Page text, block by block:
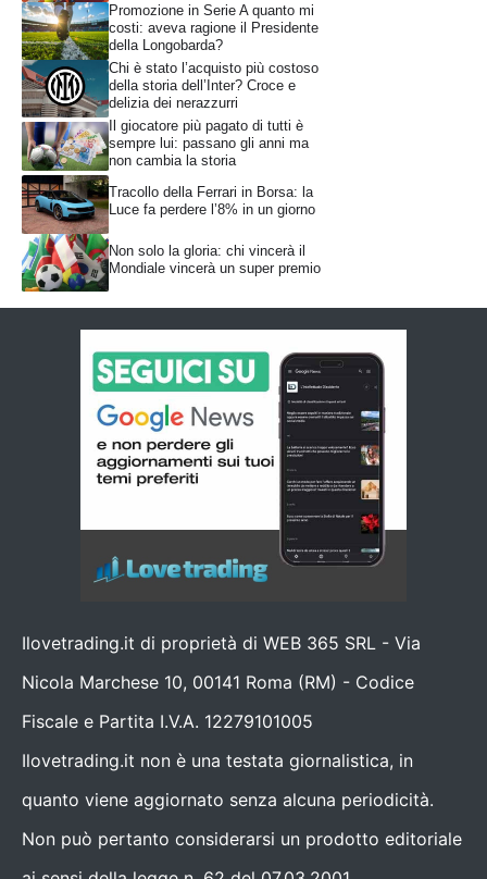
Promozione in Serie A quanto mi
costi: aveva ragione il Presidente
della Longobarda?
Chi è stato l’acquisto più costoso
della storia dell’Inter? Croce e
delizia dei nerazzurri
Il giocatore più pagato di tutti è
sempre lui: passano gli anni ma
non cambia la storia
Tracollo della Ferrari in Borsa: la
Luce fa perdere l’8% in un giorno
Non solo la gloria: chi vincerà il
Mondiale vincerà un super premio
Ilovetrading.it di proprietà di WEB 365 SRL - Via
Nicola Marchese 10, 00141 Roma (RM) - Codice
Fiscale e Partita I.V.A. 12279101005
Ilovetrading.it non è una testata giornalistica, in
quanto viene aggiornato senza alcuna periodicità.
Non può pertanto considerarsi un prodotto editoriale